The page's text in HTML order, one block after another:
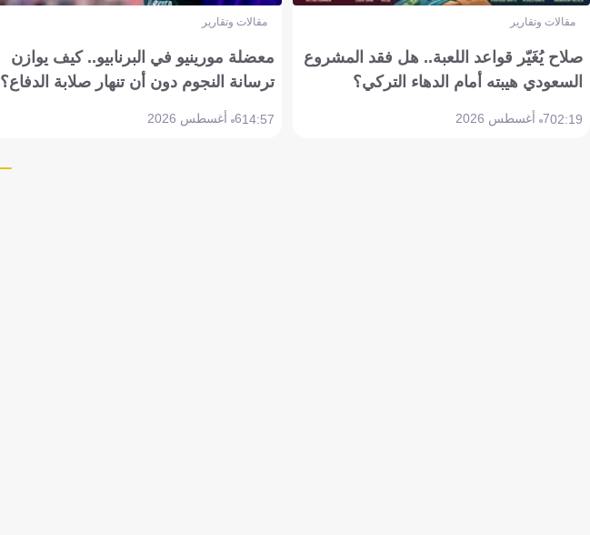
مقالات وتقارير
صلاح يُغَيّر قواعد اللعبة.. هل فقد المشروع
السعودي هيبته أمام الدهاء التركي؟
02:197 أغسطس 2026
مقالات وتقارير
معضلة مورينيو في البرنابيو.. كيف يوازن
ترسانة النجوم دون أن تنهار صلابة الدفاع؟
14:576 أغسطس 2026